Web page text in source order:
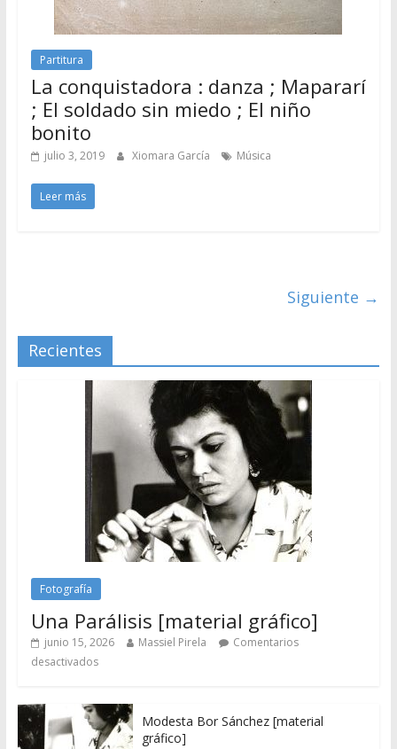
Partitura
La conquistadora : danza ; Mapararí
; El soldado sin miedo ; El niño
bonito
julio 3, 2019 Xiomara García Música
Leer más
Siguiente →
Recientes
Fotografía
Una Parálisis [material gráfico]
junio 15, 2026 Massiel Pirela
Comentarios
desactivados
Modesta Bor Sánchez [material
gráfico]